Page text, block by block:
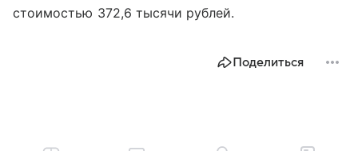
стоимостью 372,6 тысячи рублей.
Поделиться